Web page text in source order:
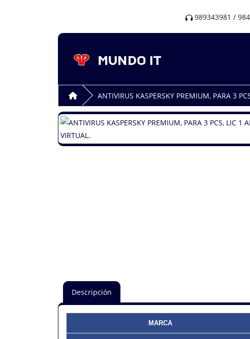
989343981 /
ANTIVIRUS KASPERSKY PREMIUM, PARA 3
Descripción
MARCA